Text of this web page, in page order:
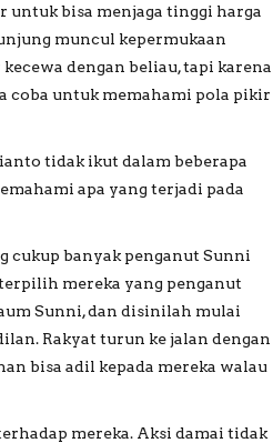
untuk bisa menjaga tinggi harga
muncul kepermukaan
dengan beliau, tapi karena
coba untuk memahami pola pikir
tidak ikut dalam beberapa
apa yang terjadi pada
cukup banyak penganut Sunni
mereka yang penganut
Sunni, dan disinilah mulai
Rakyat turun ke jalan dengan
bisa adil kepada mereka walau
mereka. Aksi damai tidak